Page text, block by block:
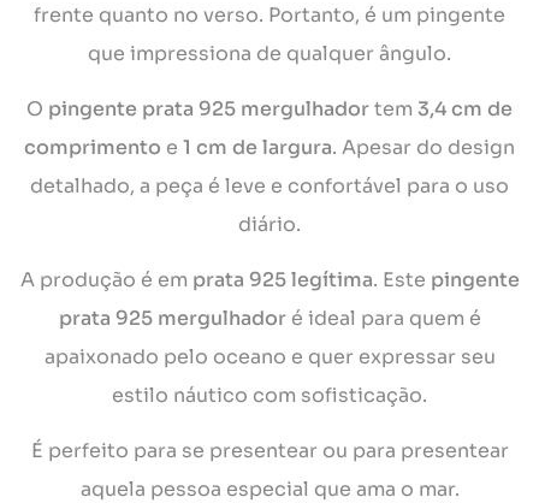
frente quanto no verso. Portanto, é um pingente
que impressiona de qualquer ângulo.
O pingente prata 925 mergulhadortem 3,4 cm de
comprimento e 1 cm de largura. Apesar do design
detalhado, a peça é leve e confortável para o uso
diário.
A produção é em prata 925 legítima. Este pingente
prata 925 mergulhadoré ideal para quem é
apaixonado pelo oceano e quer expressar seu
estilo náutico com sofisticação.
É perfeito para se presentear ou para presentear
aquela pessoa especial que ama o mar.